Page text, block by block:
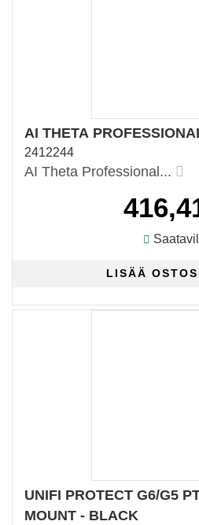
AI THETA
2412244
AI Theta Professional...
UNIFI PROTECT G6/G5
MOUNT - BLACK